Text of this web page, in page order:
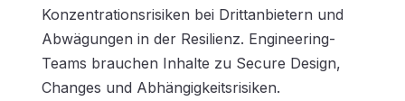
Konzentrationsrisiken bei Drittanbietern und
Abwägungen in der Resilienz. Engineering-
Teams brauchen Inhalte zu Secure Design,
Changes und Abhängigkeitsrisiken.